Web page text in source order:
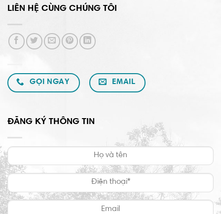
LIÊN HỆ CÙNG CHÚNG TÔI
GỌI NGAY EMAIL
ĐĂNG KÝ THÔNG TIN